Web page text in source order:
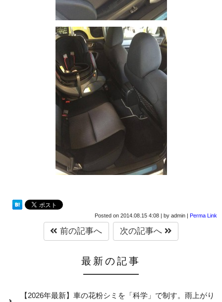
Posted on 2014.08.15 4:08 | by admin | Perma Link
前の記事へ 次の記事へ
最新の記事
【2026年最新】車の花粉シミを「科学」で制す。雨上がり